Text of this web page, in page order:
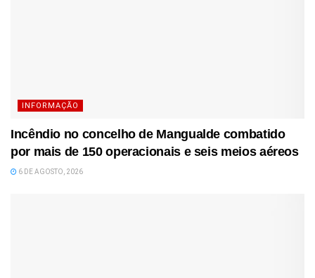
INFORMAÇÃO
Incêndio no concelho de Mangualde combatido
por mais de 150 operacionais e seis meios aéreos
6 DE AGOSTO, 2026